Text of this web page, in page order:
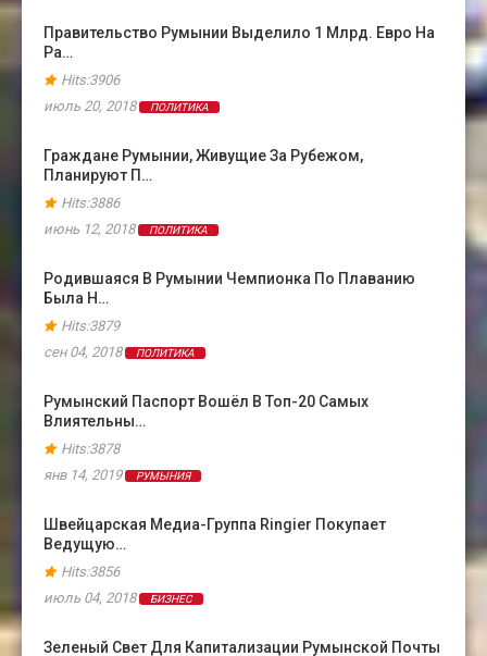
Правительство Румынии Выделило 1 Млрд. Евро На
Ра…
Hits:3906
июль 20, 2018
ПОЛИТИКА
Граждане Румынии, Живущие За Рубежом,
Планируют П…
Hits:3886
июнь 12, 2018
ПОЛИТИКА
Родившаяся В Румынии Чемпионка По Плаванию
Была Н…
Hits:3879
сен 04, 2018
ПОЛИТИКА
Румынский Паспорт Вошёл В Топ-20 Самых
Влиятельны…
Hits:3878
янв 14, 2019
РУМЫНИЯ
Швейцарская Медиа-Группа Ringier Покупает
Ведущую…
Hits:3856
июль 04, 2018
БИЗНЕС
Зеленый Свет Для Капитализации Румынской Почты